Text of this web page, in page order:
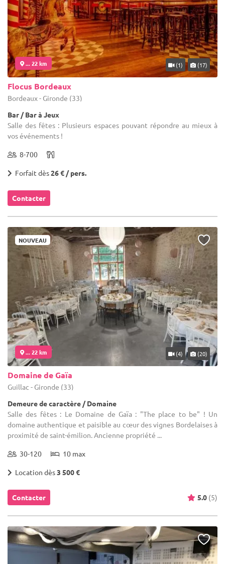
... 22 km (1) (17)
Flocus Bordeaux
Bordeaux - Gironde (33)
Bar / Bar à Jeux
Salle des fêtes : Plusieurs espaces pouvant répondre au mieux à
vos événements !
8-700
Forfait dès26 € / pers.
Contacter
NOUVEAU
... 22 km (4) (20)
Domaine de Gaïa
Guillac - Gironde (33)
Demeure de caractère / Domaine
Salle des fêtes : Le Domaine de Gaïa : "The place to be" ! Un
domaine authentique et paisible au cœur des vignes Bordelaises à
proximité de saint-émilion. Ancienne propriété ...
30-120 10 max
Location dès3 500 €
Contacter 5.0 (5)